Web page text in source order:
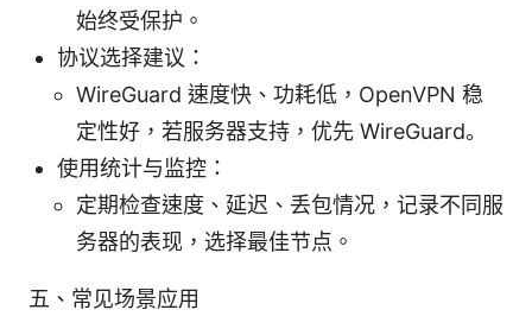
始终受保护。
协议选择建议：
WireGuard 速度快、功耗低，OpenVPN 稳
定性好，若服务器支持，优先 WireGuard。
使用统计与监控：
定期检查速度、延迟、丢包情况，记录不同服
务器的表现，选择最佳节点。
五、常见场景应用